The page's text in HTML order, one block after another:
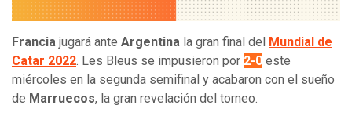
Francia jugará ante Argentina la gran final del
Mundial de
Catar 2022. Les Bleus se impusieron por 2-0 este
miércoles en la segunda semifinal y acabaron con el sueño
de Marruecos, la gran revelación del torneo.